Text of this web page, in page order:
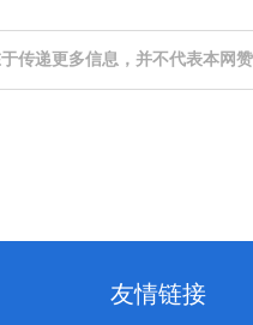
传递更多信息，并不代表本网
友情链接